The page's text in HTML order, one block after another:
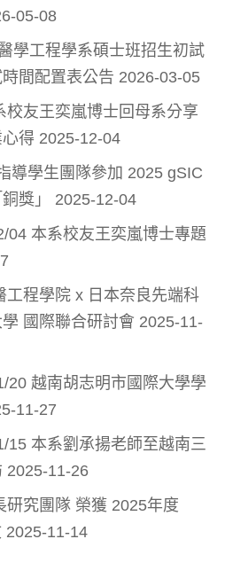
05-08
學工程學系碩士班招生初試
間配置表公告 2026-03-05
校友王奕嵐博士回母系分享
得 2025-12-04
導學生團隊參加 2025 gSIC
獎」
2025-12-04
04 本系校友王奕嵐博士專題
工程學院 x 日本奈良先端科
國際聯合研討會 2025-11-
20 越南胡志明市國際大學學
11-27
15 本系劉承揚老師至越南三
2025-11-26
研究團隊 榮獲 2025年度
2025-11-14